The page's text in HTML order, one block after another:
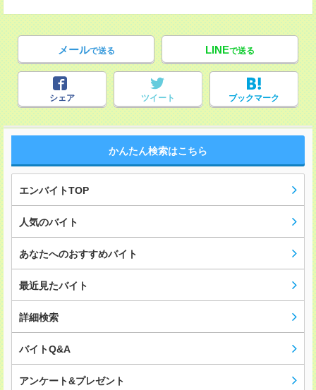
メールで送る LINEで送る
シェア ツイート ブックマーク
かんたん検索はこちら
エンバイトTOP
人気のバイト
あなたへのおすすめバイト
最近見たバイト
詳細検索
バイトQ&A
アンケート&プレゼント